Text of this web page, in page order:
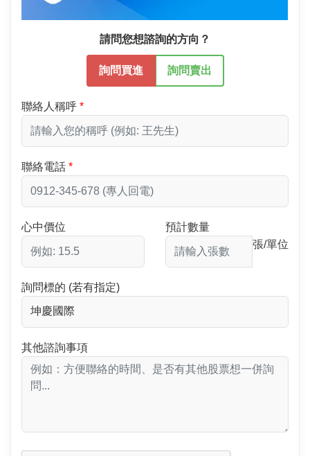
請問您想諮詢的方向？
詢問買進 詢問賣出
聯絡人稱呼
聯絡電話
心中價位
預計數量
張/單位
詢問標的 (若有指定)
其他諮詢事項